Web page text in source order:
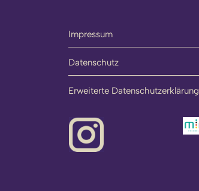
Impressum
Datenschutz
Erweiterte Datenschutzerklärung